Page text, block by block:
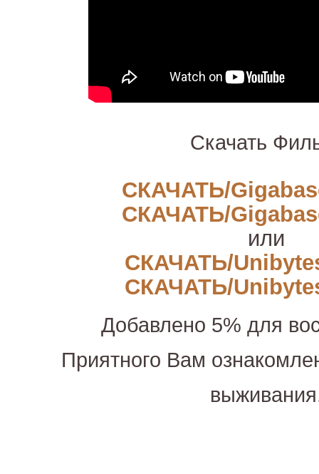
Скачать
СКАЧАТЬ/
СКАЧАТЬ/
или
СКАЧАТЬ/
СКАЧАТЬ/
Добавлено 5% для
Приятного Вам